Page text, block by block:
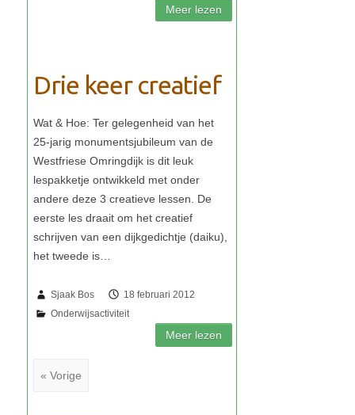
Drie keer creatief
Sjaak Bos 18 februari 2012
« Vorige